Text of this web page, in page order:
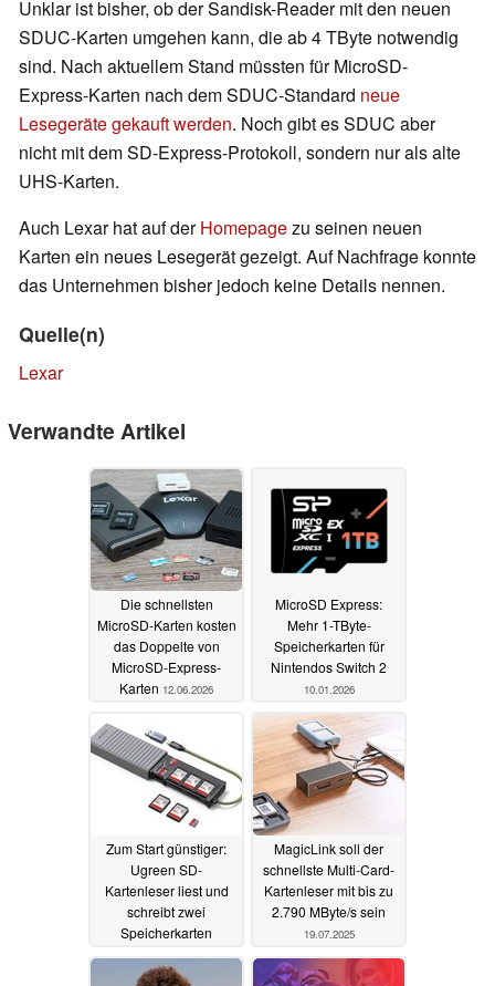
Unklar ist bisher, ob der Sandisk-Reader mit den neuen
SDUC-Karten umgehen kann, die ab 4 TByte notwendig
sind. Nach aktuellem Stand müssten für MicroSD-
Express-Karten nach dem SDUC-Standard neue
Lesegeräte gekauft werden. Noch gibt es SDUC aber
nicht mit dem SD-Express-Protokoll, sondern nur als alte
UHS-Karten.
Auch Lexar hat auf derHomepagezu seinen neuen
Karten ein neues Lesegerät gezeigt. Auf Nachfrage konnte
das Unternehmen bisher jedoch keine Details nennen.
Quelle(n)
Lexar
Verwandte Artikel
Die schnellsten
MicroSD-Karten kosten
das Doppelte von
MicroSD-Express-
Karten 12.06.2026
MicroSD Express:
Mehr 1-TByte-
Speicherkarten für
Nintendos Switch 2
10.01.2026
Zum Start günstiger:
Ugreen SD-
Kartenleser liest und
schreibt zwei
Speicherkarten
gleichzeitig, verwaltet
bis zu 11 Karten
MagicLink soll der
schnellste Multi-Card-
Kartenleser mit bis zu
2.790 MByte/s sein
19.07.2025